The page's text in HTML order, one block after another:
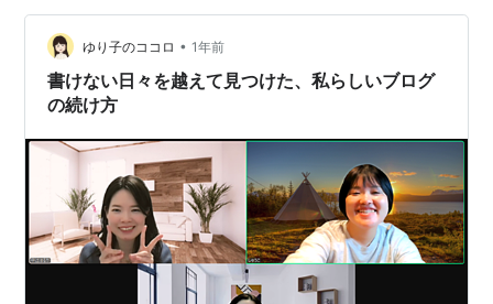
て・・・ それに外に出れないために 家で過ごす時間がた
っぷりあったのも幸いした…
ゆり子のココロ • 1年前
書けない日々を越えて見つけた、私らしいブログ
の続け方